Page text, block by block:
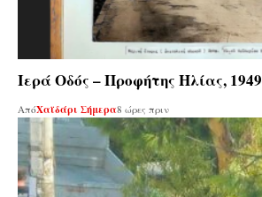
Ιερά Οδός – Προφήτης Ηλίας, 1949
ΑπόΧαϊδάρι Σήμερα8 ώρες πριν